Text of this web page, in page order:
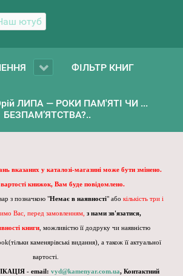
ютуб
ФІЛЬТР КНИГ
ЛИПА — РОКИ ПАМ'ЯТІ ЧИ ...
БЕЗПАМ’ЯТСТВА?..
вказаних у каталозі-магазині може бути змінено.
книжок, Вам буде повідомлено.
з позначкою "Немає в наявності" або кількість три і
Вас, перед замовленням, з нами зв'язатися,
книги , можливістю її додруку чи наявністю
каменярівські видання), а також її актуальної
вартості.
- email: vyd@kamenyar.com.ua, Контактний